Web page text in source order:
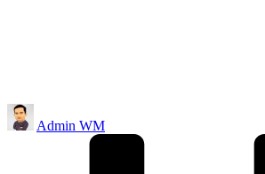
Posted
by
Admin WM